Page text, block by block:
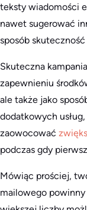
teksty wiadomości
nawet sugerować
sposób
Skuteczna
zapewnieniu
ale także jako
dodatkowych
zaowocować
podczas gdy
Mówiąc prościej,
mailowego